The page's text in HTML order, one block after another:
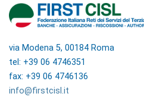
via Modena 5, 00184 Roma
tel: +39 06 4746351
fax: +39 06 4746136
info@firstcisl.it